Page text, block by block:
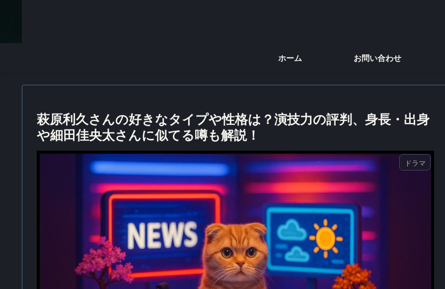
ホーム お問い合わせ
萩原利久さんの好きなタイプや性格は？演技力の評判、身長・出身
や細田佳央太さんに似てる噂も解説！
ドラマ